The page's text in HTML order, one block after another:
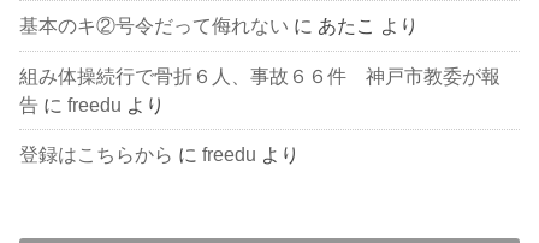
基本のキ②号令だって侮れない に あたこ より
組み体操続行で骨折６人、事故６６件 神戸市教委が報
告 にfreedu より
登録はこちらから にfreedu より